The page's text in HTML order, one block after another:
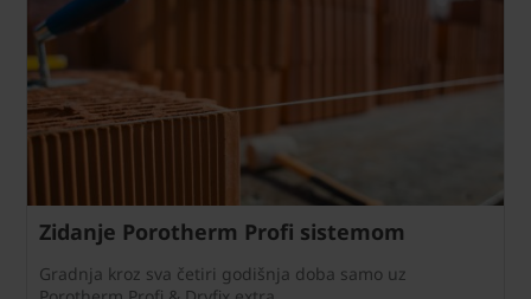
Zidanje Porotherm Profi sistemom
Gradnja kroz sva četiri godišnja doba samo uz